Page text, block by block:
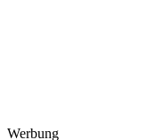
Werbung